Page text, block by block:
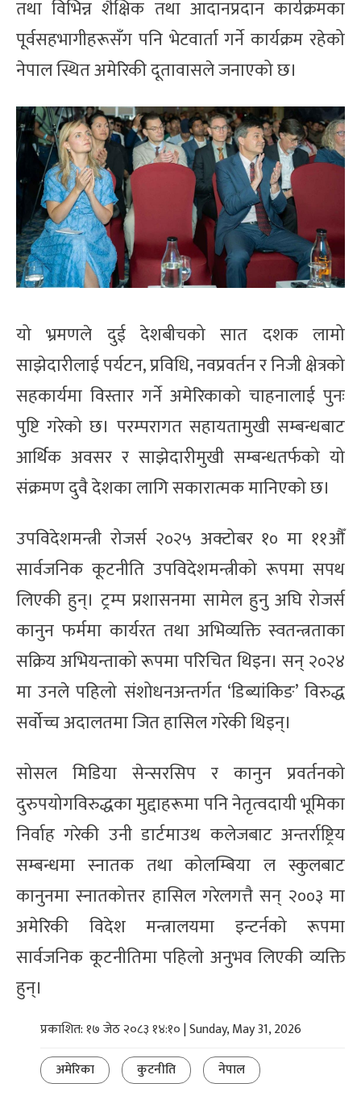
तथा विभिन्न शैक्षिक तथा आदानप्रदान कार्यक्रमका
पूर्वसहभागीहरूसँग पनि भेटवार्ता गर्ने कार्यक्रम रहेको
नेपाल स्थित अमेरिकी दूतावासले जनाएको छ।
यो भ्रमणले दुई देशबीचको सात दशक लामो
साझेदारीलाई पर्यटन, प्रविधि, नवप्रवर्तन र निजी क्षेत्रको
सहकार्यमा विस्तार गर्ने अमेरिकाको चाहनालाई पुनः
पुष्टि गरेको छ। परम्परागत सहायतामुखी सम्बन्धबाट
आर्थिक अवसर र साझेदारीमुखी सम्बन्धतर्फको यो
संक्रमण दुवै देशका लागि सकारात्मक मानिएको छ।
उपविदेशमन्त्री रोजर्स २०२५ अक्टोबर १० मा ११औँ
सार्वजनिक कूटनीति उपविदेशमन्त्रीको रूपमा सपथ
लिएकी हुन्। ट्रम्प प्रशासनमा सामेल हुनु अघि रोजर्स
कानुन फर्ममा कार्यरत तथा अभिव्यक्ति स्वतन्त्रताका
सक्रिय अभियन्ताको रूपमा परिचित थिइन। सन् २०२४
मा उनले पहिलो संशोधनअन्तर्गत ‘डिब्यांकिङ’ विरुद्ध
सर्वोच्च अदालतमा जित हासिल गरेकी थिइन्।
सोसल मिडिया सेन्सरसिप र कानुन प्रवर्तनको
दुरुपयोगविरुद्धका मुद्दाहरूमा पनि नेतृत्वदायी भूमिका
निर्वाह गरेकी उनी डार्टमाउथ कलेजबाट अन्तर्राष्ट्रिय
सम्बन्धमा स्नातक तथा कोलम्बिया ल स्कुलबाट
कानुनमा स्नातकोत्तर हासिल गरेलगत्तै सन् २००३ मा
अमेरिकी विदेश मन्त्रालयमा इन्टर्नको रूपमा
सार्वजनिक कूटनीतिमा पहिलो अनुभव लिएकी व्यक्ति
हुन्।
प्रकाशित: १७ जेठ २०८३ १४:१० | Sunday, May 31, 2026
अमेरिका
कुटनीति नेपाल